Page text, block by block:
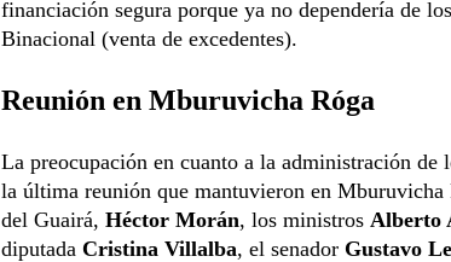
financiación segura porque ya no dependería de
Binacional (venta de excedentes).
Reunión en Mburuvicha Róga
La preocupación en cuanto a la administración de
la última reunión que mantuvieron en Mburuvicha
del Guairá, Héctor Morán, los ministros Alberto
diputada Cristina Villalba, el senador Gustavo